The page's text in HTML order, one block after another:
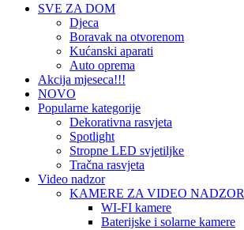
SVE ZA DOM
Djeca
Boravak na otvorenom
Kućanski aparati
Auto oprema
Akcija mjeseca!!!
NOVO
Popularne kategorije
Dekorativna rasvjeta
Spotlight
Stropne LED svjetiljke
Tračna rasvjeta
Video nadzor
KAMERE ZA VIDEO NADZOR
WI-FI kamere
Baterijske i solarne kamere